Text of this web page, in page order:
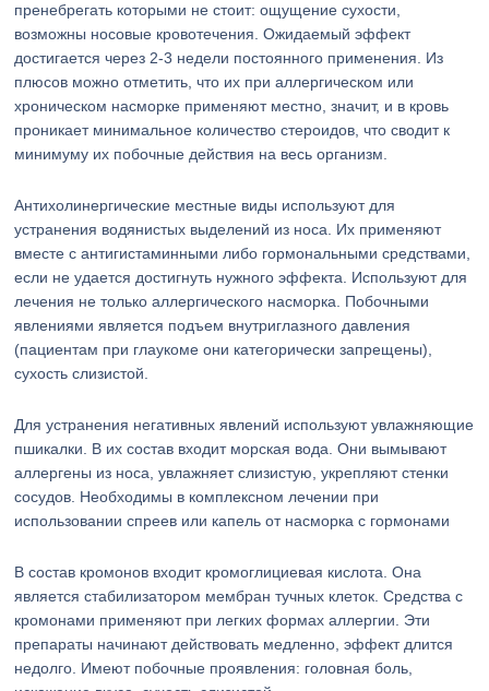
пренебрегать которыми не стоит: ощущение сухости,
возможны носовые кровотечения. Ожидаемый эффект
достигается через 2-3 недели постоянного применения. Из
плюсов можно отметить, что их при аллергическом или
хроническом насморке применяют местно, значит, и в кровь
проникает минимальное количество стероидов, что сводит к
минимуму их побочные действия на весь организм.
Антихолинергические местные виды используют для
устранения водянистых выделений из носа. Их применяют
вместе с антигистаминными либо гормональными средствами,
если не удается достигнуть нужного эффекта. Используют для
лечения не только аллергического насморка. Побочными
явлениями является подъем внутриглазного давления
(пациентам при глаукоме они категорически запрещены),
сухость слизистой.
Для устранения негативных явлений используют увлажняющие
пшикалки. В их состав входит морская вода. Они вымывают
аллергены из носа, увлажняет слизистую, укрепляют стенки
сосудов. Необходимы в комплексном лечении при
использовании спреев или капель от насморка с гормонами
В состав кромонов входит кромоглициевая кислота. Она
является стабилизатором мембран тучных клеток. Средства с
кромонами применяют при легких формах аллергии. Эти
препараты начинают действовать медленно, эффект длится
недолго. Имеют побочные проявления: головная боль,